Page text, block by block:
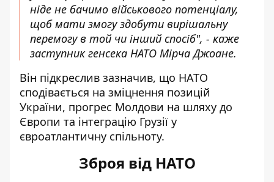
ніде не бачимо військового потенціалу,
щоб мати змогу здобути вирішальну
перемогу в той чи інший спосіб", - каже
заступник генсека НАТО Мірча Джоане.
Він підкреслив зазначив, що НАТО
сподівається на зміцнення позицій
України, прогрес Молдови на шляху до
Європи та інтеграцію Грузії у
євроатлантичну спільноту.
Зброя від НАТО